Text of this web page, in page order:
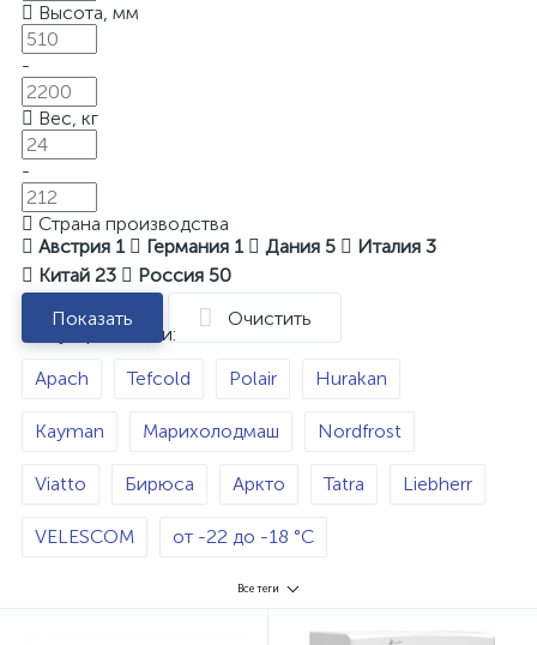
Высота, мм
-
Вес, кг
-
Страна производства
Австрия 1 Германия 1 Дания 5 Италия 3
Китай 23 Россия 50
Показать
Очистить
Популярные теги:
Apach
Tefcold Polair Hurakan
Kayman Марихолодмаш Nordfrost
Viatto Бирюса Аркто Tatra Liebherr
VELESCOM от -22 до -18 °С
от -21 до -18 °С
Все теги